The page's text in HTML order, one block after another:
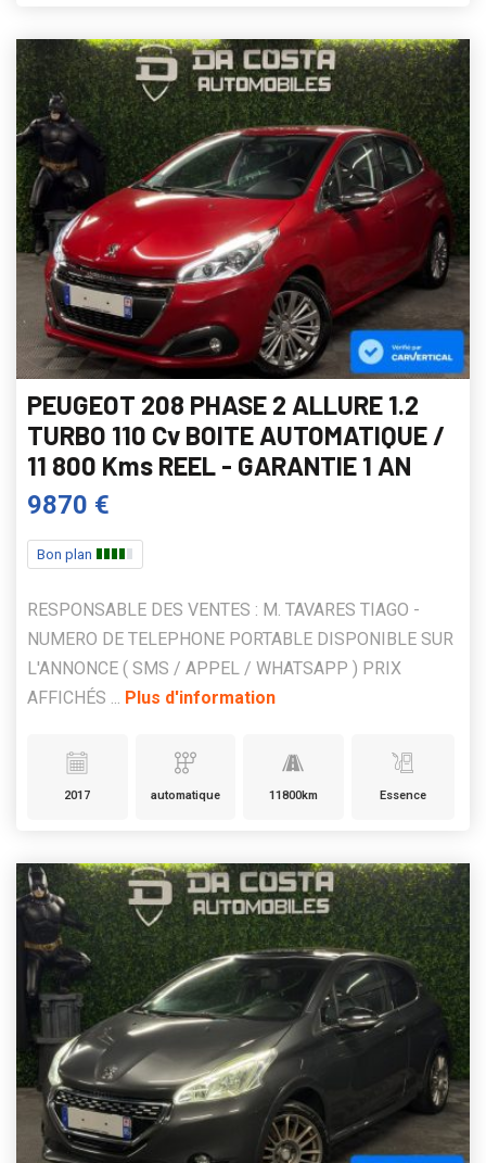
PEUGEOT 208 PHASE 2 ALLURE 1.2
TURBO 110 Cv BOITE AUTOMATIQUE /
11 800 Kms REEL - GARANTIE 1 AN
9870 €
Bon plan
RESPONSABLE DES VENTES : M. TAVARES TIAGO -
NUMERO DE TELEPHONE PORTABLE DISPONIBLE SUR
L'ANNONCE ( SMS / APPEL / WHATSAPP ) PRIX
AFFICHÉS ... Plus d'information
2017 automatique 11800km Essence